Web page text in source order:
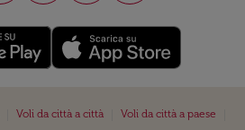
Voli da città a città Voli da città a paese